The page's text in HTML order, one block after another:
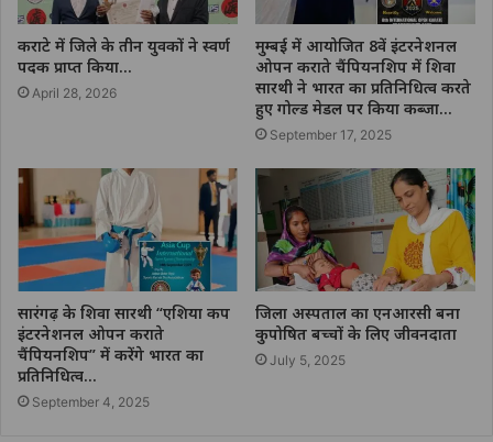
कराटे में जिले के तीन युवकों ने स्वर्ण
पदक प्राप्त किया…
April 28, 2026
मुम्बई में आयोजित 8वें इंटरनेशनल
ओपन कराते चैंपियनशिप में शिवा
सारथी ने भारत का प्रतिनिधित्व करते
हुए गोल्ड मेडल पर किया कब्जा…
September 17, 2025
सारंगढ़ के शिवा सारथी “एशिया कप
इंटरनेशनल ओपन कराते
चैंपियनशिप” में करेंगे भारत का
प्रतिनिधित्व…
September 4, 2025
जिला अस्पताल का एनआरसी बना
कुपोषित बच्चों के लिए जीवनदाता
July 5, 2025